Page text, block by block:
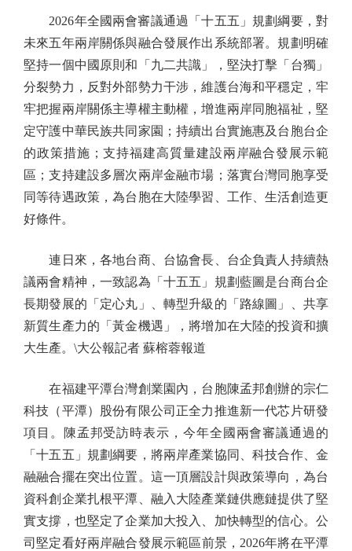
2026年全國兩會審議通過「十五五」規劃綱要，對
未來五年兩岸關係與融合發展作出系統部署。規劃明確
堅持一個中國原則和「九二共識」，堅決打擊「台獨」
分裂勢力，反對外部勢力干涉，維護台海和平穩定，牢
牢把握兩岸關係主導權主動權，增進兩岸同胞福祉，堅
定守護中華民族共同家園；持續出台實施惠及台胞台企
的政策措施；支持福建高質量建設兩岸融合發展示範
區；支持建設多層次兩岸金融市場；落實台灣同胞享受
同等待遇政策，為台胞在大陸學習、工作、生活創造更
好條件。
連日來，各地台商、台協會長、台企負責人持續熱
議兩會精神，一致認為「十五五」規劃藍圖是台商台企
長期發展的「定心丸」、轉型升級的「路線圖」、共享
新質生產力的「黃金機遇」，將增加在大陸的投資和擴
大生產。\大公報記者 蘇榕蓉報道
在福建平潭台灣創業園內，台胞陳孟邦創辦的宗仁
科技（平潭）股份有限公司正全力推進新一代芯片研發
項目。陳孟邦受訪時表示，今年全國兩會審議通過的
「十五五」規劃綱要，將兩岸產業協同、科技合作、金
融融合擺在突出位置。這一頂層設計與政策導向，為台
資科創企業扎根平潭、融入大陸產業鏈供應鏈提供了堅
實支撐，也堅定了企業加大投入、加快轉型的信心。公
司堅定看好兩岸融合發展示範區前景，2026年將在平潭